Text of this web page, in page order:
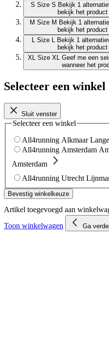
S Size S Bekijk 1
bekijk het
M Size M Bekijk 1
bekijk het
Size L Bekijk 1
bekijk het
XL
Size XL Geef me een
wanneer het
Selecteer een winkel
Sluit venster
Selecteer een winkel
All4running Alkmaar
All4running Amsterdam
Amsterdam
All4running Utrecht
Bevestig winkelkeuze
Artikel toegevoegd aan
Toon winkelwagen Ga